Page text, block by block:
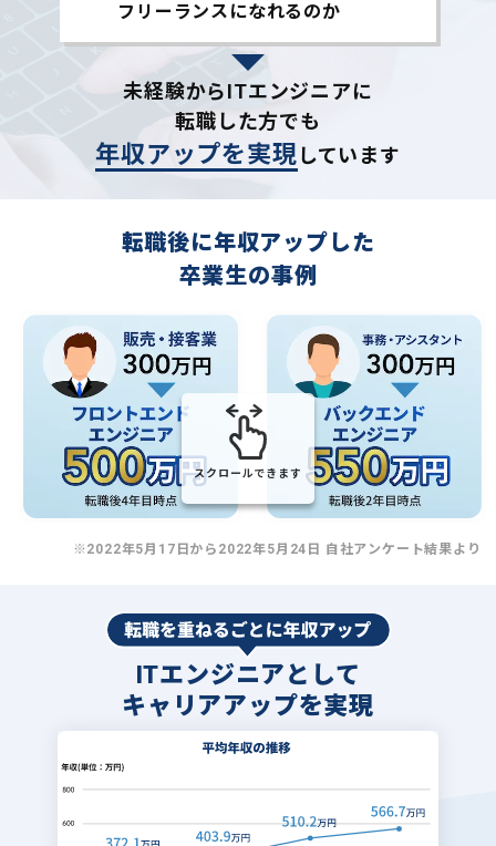
フリーランスになれるのか
未経験からITエンジニアに
転職した方でも
年収アップを実現しています
転職後に年収アップした
卒業生の事例
スクロールできます
※2022年5月17日から2022年5月24日 自社アンケート結果より
ITエンジニアとして
キャリアアップを実現